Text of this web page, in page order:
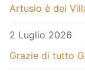
Artusio è dei
2 Luglio 2026
Grazie di tutto